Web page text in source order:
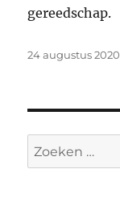
gereedschap.
Geplaatst
24 augustus 2020
Zoeken
naar: